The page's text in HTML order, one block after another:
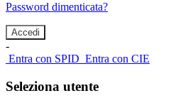
Password dimenticata?
-
Entra con SPID Entra con CIE
Seleziona utente